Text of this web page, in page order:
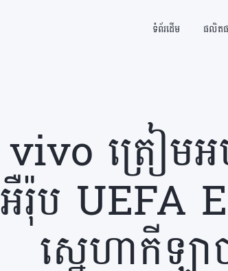
ទំព័រដើម ផលិត
vivo ត្រៀមអ
អឺរ៉ុប UEFA
ស្នេហាកីឡ